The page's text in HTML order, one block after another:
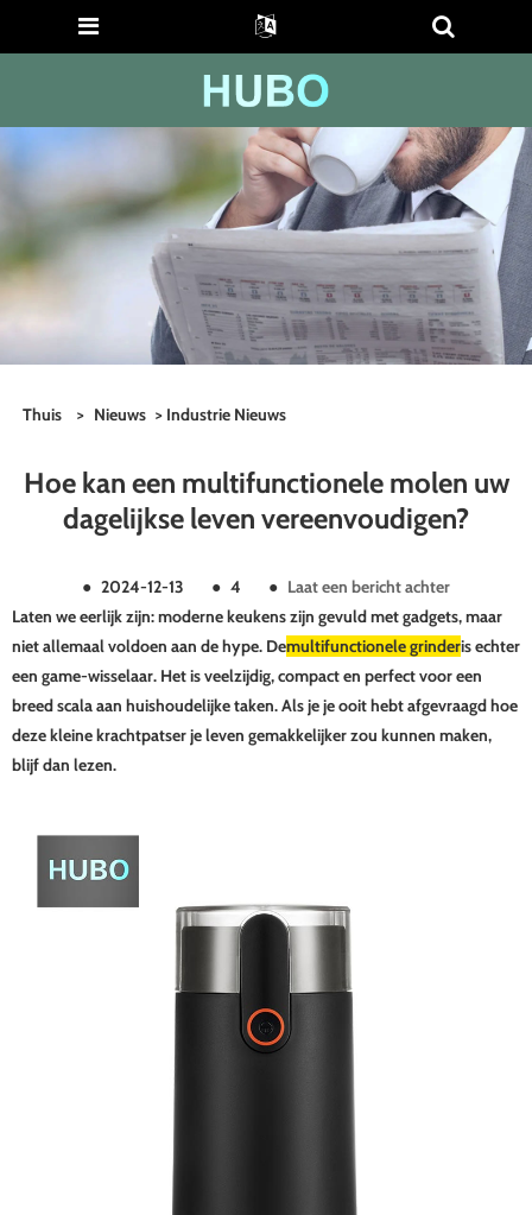
Thuis > Nieuws > Industrie Nieuws
Hoe kan een multifunctionele molen uw
dagelijkse leven vereenvoudigen?
● 2024-12-13 ● 4 ● Laat een bericht achter
Laten we eerlijk zijn: moderne keukens zijn gevuld met gadgets, maar
niet allemaal voldoen aan de hype. Demultifunctionele grinderis echter
een game-wisselaar. Het is veelzijdig, compact en perfect voor een
breed scala aan huishoudelijke taken. Als je je ooit hebt afgevraagd hoe
deze kleine krachtpatser je leven gemakkelijker zou kunnen maken,
blijf dan lezen.